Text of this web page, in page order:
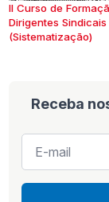
II Curso de
Dirigentes Sindicais
(Sistematização)
Receba
E-
mail